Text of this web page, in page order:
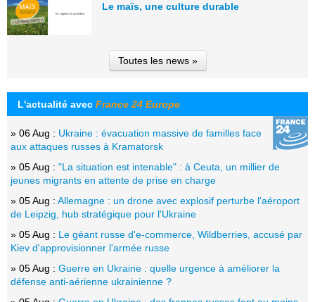
Le maïs, une culture durable
Toutes les news »
L'actualité avec France 24 Europe
» 06 Aug : Ukraine : évacuation massive de familles face
aux attaques russes à Kramatorsk
» 05 Aug : "La situation est intenable" : à Ceuta, un millier de
jeunes migrants en attente de prise en charge
» 05 Aug : Allemagne : un drone avec explosif perturbe l'aéroport
de Leipzig, hub stratégique pour l'Ukraine
» 05 Aug : Le géant russe d'e-commerce, Wildberries, accusé par
Kiev d'approvisionner l'armée russe
» 05 Aug : Guerre en Ukraine : quelle urgence à améliorer la
défense anti-aérienne ukrainienne ?